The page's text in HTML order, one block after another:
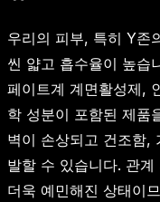
우리의 피부, 특히 Y존
씬 얇고 흡수율이 높습
페이트계 계면활성제,
학 성분이 포함된 제품
벽이 손상되고 건조함,
발할 수 있습니다. 관
더욱 예민해진 상태이